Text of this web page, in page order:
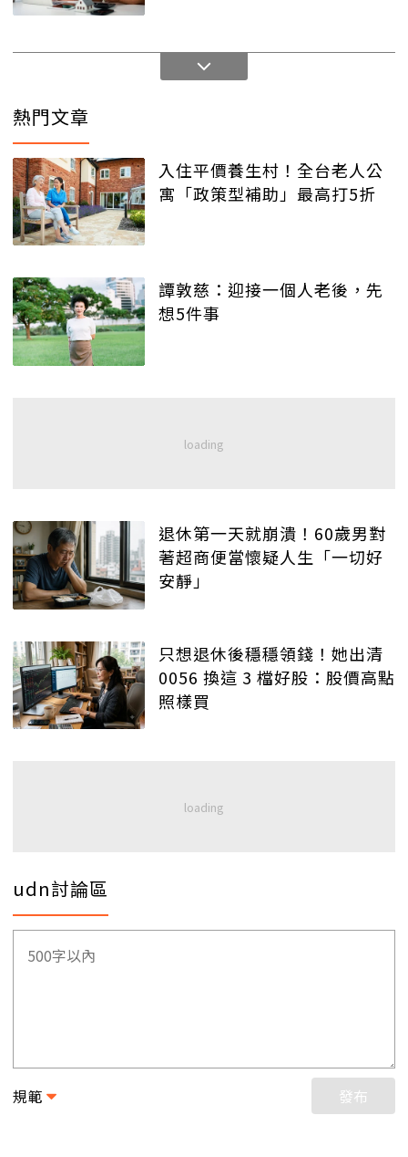
熱門文章
入住平價養生村！全台老人公
寓「政策型補助」最高打5折
譚敦慈：迎接一個人老後，先
想5件事
退休第一天就崩潰！60歲男對
著超商便當懷疑人生「一切好
安靜」
只想退休後穩穩領錢！她出清
0056 換這 3 檔好股：股價高點
照樣買
udn討論區
規範 發布